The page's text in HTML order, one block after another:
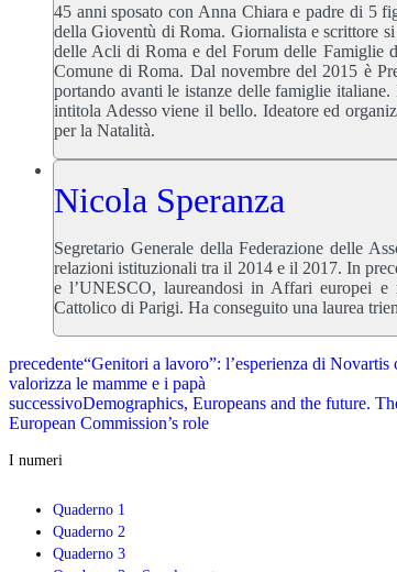
45 anni sposato con Anna Chiara e padre di 5
della Gioventù di Roma. Giornalista e scrittore
delle Acli di Roma e del Forum delle Famiglie
Comune di Roma. Dal novembre del 2015 è
portando avanti le istanze delle famiglie
intitola Adesso viene il bello. Ideatore ed
per la Natalità.
Nicola Speranza
Segretario Generale della Federazione delle
relazioni istituzionali tra il 2014 e il 2017. In
e l’UNESCO, laureandosi in Affari europei e
Cattolico di Parigi. Ha conseguito una laurea
precedente“Genitori a lavoro”: l’esperienza di Novartis
valorizza le mamme e i papà
successivoDemographics, Europeans and the future.
European Commission’s role
I numeri
Quaderno 1
Quaderno 2
Quaderno 3